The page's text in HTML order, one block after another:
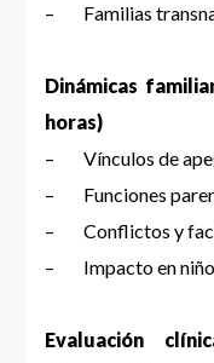
– Familias
Dinámicas
horas)
– Vínculos de
– Funciones
– Conflictos y
– Impacto en
Evaluación